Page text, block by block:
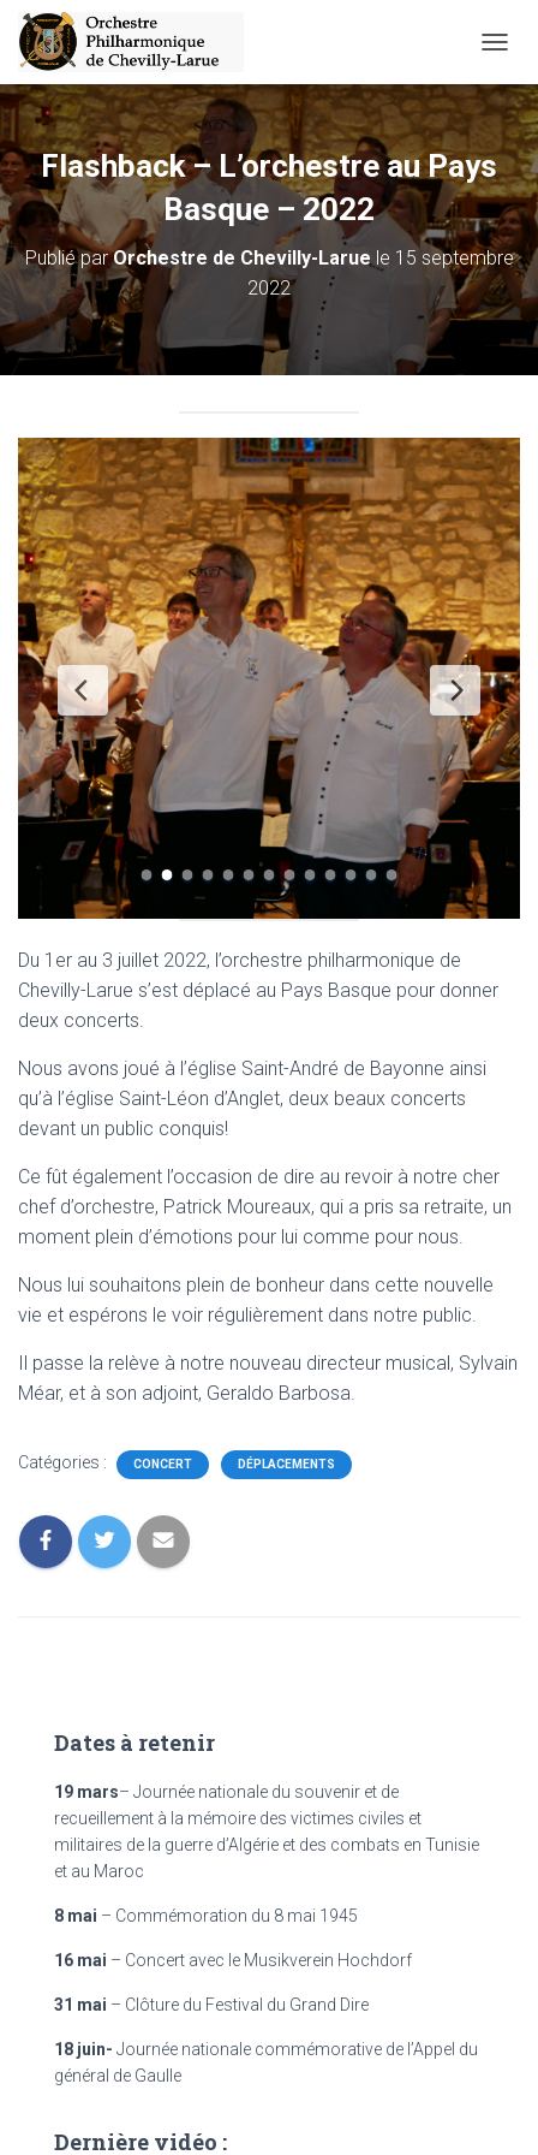
É
P
E
R
L
A
N
A
V
A
O
N
Flashback – L’orchestre au Pays
Basque – 2022
Publié parOrchestre de Chevilly-Laruele 15 septembre
2022
Du 1er au 3 juillet 2022, l’orchestre philharmonique de
Chevilly-Larue s’est déplacé au Pays Basque pour donner
deux concerts.
Nous avons joué à l’église Saint-André de Bayonne ainsi
qu’à l’église Saint-Léon d’Anglet, deux beaux concerts
devant un public conquis!
Ce fût également l’occasion de dire au revoir à notre cher
chef d’orchestre, Patrick Moureaux, qui a pris sa retraite, un
moment plein d’émotions pour lui comme pour nous.
Nous lui souhaitons plein de bonheur dans cette nouvelle
vie et espérons le voir régulièrement dans notre public.
Il passe la relève à notre nouveau directeur musical, Sylvain
Méar, et à son adjoint, Geraldo Barbosa.
Catégories : CONCERT DÉPLACEMENTS
Dates à retenir
19 mars– Journée nationale du souvenir et de
recueillement à la mémoire des victimes civiles et
militaires de la guerre d’Algérie et des combats en Tunisie
et au Maroc
8 mai – Commémoration du 8 mai 1945
16 mai – Concert avec le Musikverein Hochdorf
31 mai – Clôture du Festival du Grand Dire
18 juin- Journée nationale commémorative de l’Appel du
général de Gaulle
Dernière vidéo :